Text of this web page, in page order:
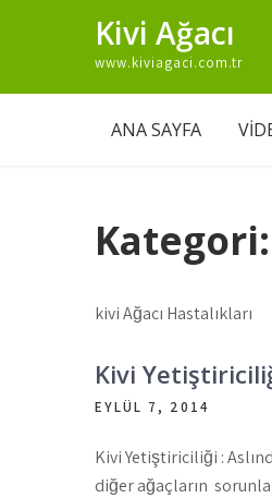
Kivi Ağacı
www.kiviagaci.com.tr
ANA SAYFA
Kategori:
kivi Ağacı Hastalıkları
Kivi
EYLÜL 7, 2014
Kivi Yetiştiriciliği :
diğer ağaçların